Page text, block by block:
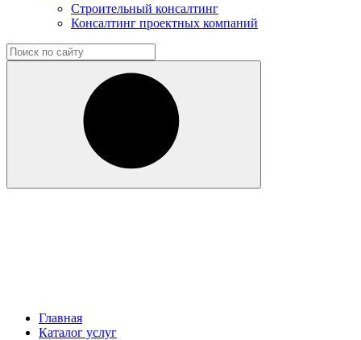
Строительный консалтинг
Консалтинг проектных компаний
Главная
Каталог услуг